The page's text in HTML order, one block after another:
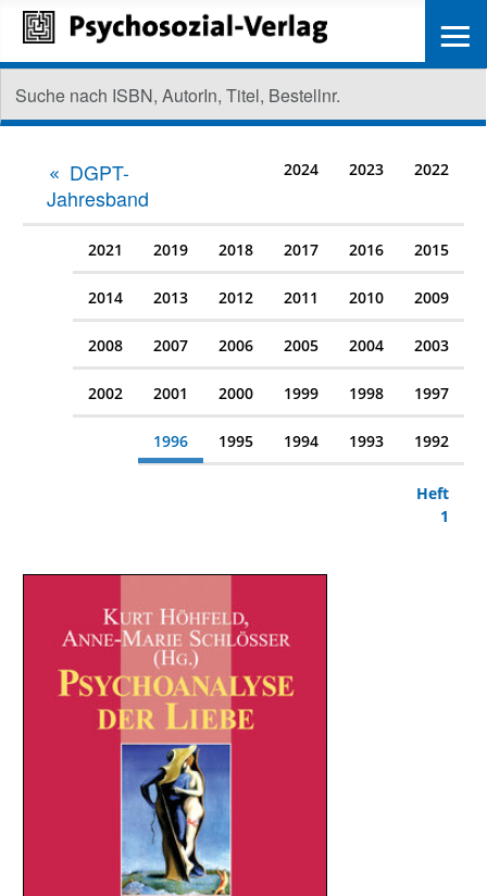
DGPT-
Jahresband
2024 2023 2022
2021 2019 2018 2017 2016 2015
2014 2013 2012 2011 2010 2009
2008 2007 2006 2005 2004 2003
2002 2001 2000 1999 1998 1997
1996 1995 1994 1993 1992
Heft
1
≡